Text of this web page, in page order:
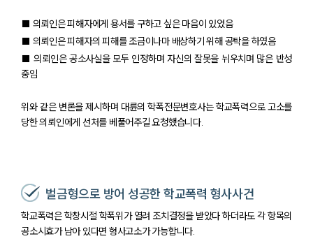
■ 의뢰인은 피해자에게 용서를 구하고 싶은 마음이 있었음
■ 의뢰인은 피해자의 피해를 조금이나마 배상하기 위해 공탁을 하였음
■ 의뢰인은 공소사실을 모두 인정하며 자신의 잘못을 뉘우치며 많은 반성
중임
위와 같은 변론을 제시하며 대륜의 학폭전문변호사는 학교폭력으로 고소를
당한 의뢰인에게 선처를 베풀어주길 요청했습니다.
벌금형으로 방어 성공한 학교폭력 형사사건
학교폭력은 학창시절 학폭위가 열려 조치결정을 받았다 하더라도 각 항목의
공소시효가 남아 있다면 형사고소가 가능합니다.